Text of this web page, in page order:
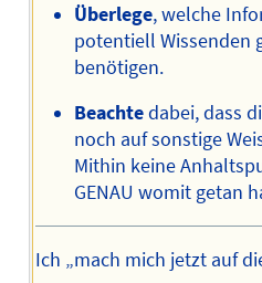
Überlege, welche
potentiell Wissenden
benötigen.
Beachtedabei, dass
noch auf sonstige
Mithin keine
GENAU womit getan
Ich „mach mich jetzt auf